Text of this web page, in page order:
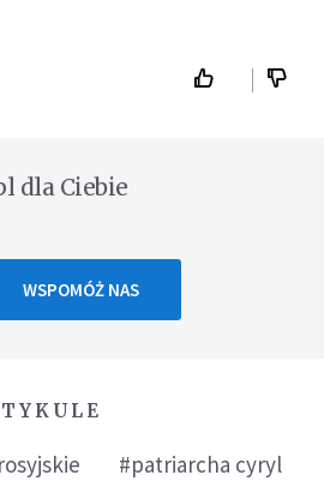
dla Ciebie
WSPOMÓŻ NAS
#patriarcha cyryl